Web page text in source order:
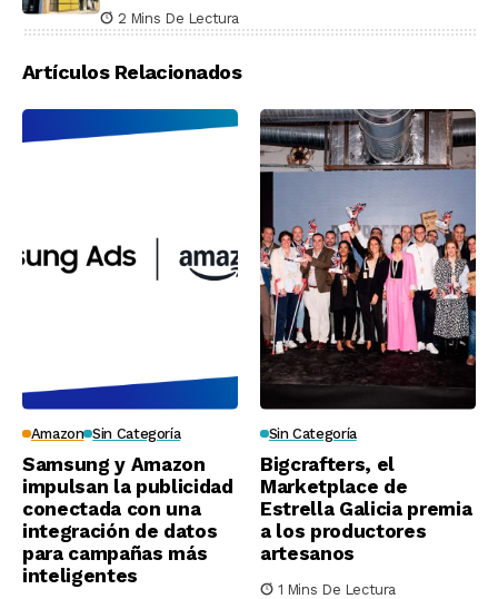
2 Mins De Lectura
Artículos Relacionados
Amazon Sin Categoría
Samsung y Amazon
impulsan la publicidad
conectada con una
integración de datos
para campañas más
inteligentes
Sin Categoría
Bigcrafters, el
Marketplace de
Estrella Galicia premia
a los productores
artesanos
1 Mins De Lectura